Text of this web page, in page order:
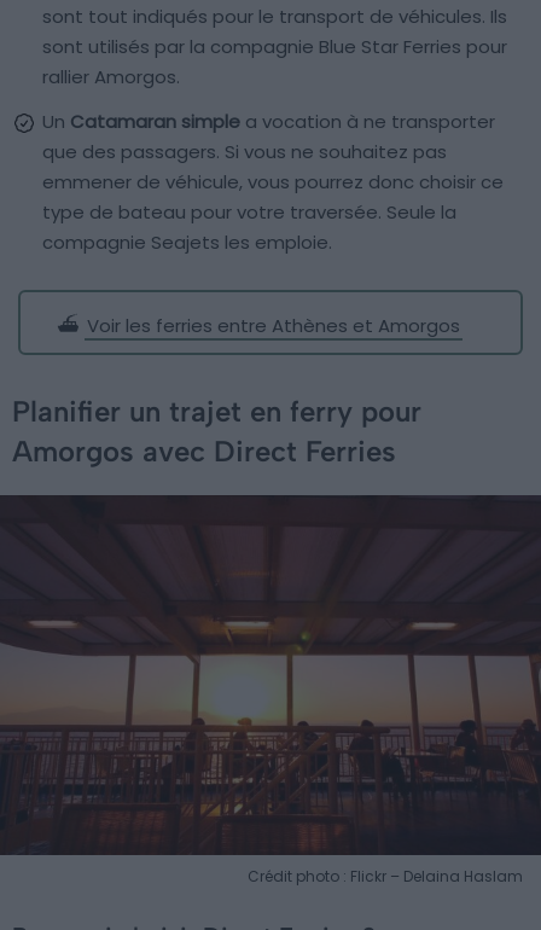
sont tout indiqués pour le transport de véhicules. Ils
sont utilisés par la compagnie Blue Star Ferries pour
rallier Amorgos.
Un Catamaran simple a vocation à ne transporter
que des passagers. Si vous ne souhaitez pas
emmener de véhicule, vous pourrez donc choisir ce
type de bateau pour votre traversée. Seule la
compagnie Seajets les emploie.
⛴️ Voir les ferries entre Athènes et Amorgos
Planifier un trajet en ferry pour
Amorgos avec Direct Ferries
Crédit photo : Flickr – Delaina Haslam